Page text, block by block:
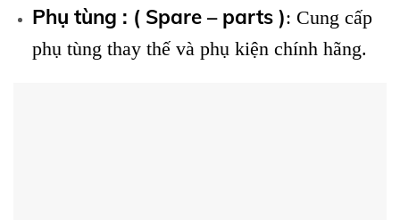
Phụ tùng : ( Spare – parts ): Cung cấp
phụ tùng thay thế và phụ kiện chính hãng.